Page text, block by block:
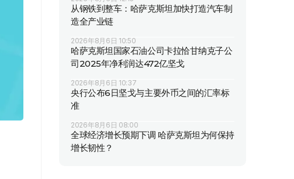
从钢铁到整车：哈萨克斯坦加快打造汽车制
造全产业链
2026年8月6日 10:50
哈萨克斯坦国家石油公司卡拉恰甘纳克子公
司2025年净利润达472亿坚戈
2026年8月6日 10:37
央行公布6日坚戈与主要外币之间的汇率标
准
2026年8月6日 08:00
全球经济增长预期下调 哈萨克斯坦为何保持
增长韧性？